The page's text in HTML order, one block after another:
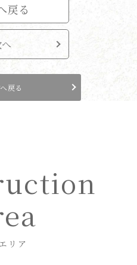
戻る
戻る
リア